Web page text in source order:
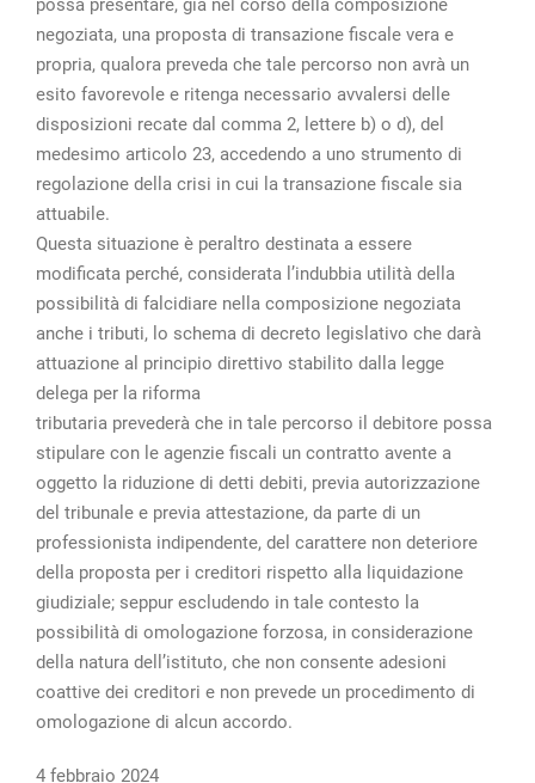
possa presentare, già nel corso della composizione
negoziata, una proposta di transazione fiscale vera e
propria, qualora preveda che tale percorso non avrà un
esito favorevole e ritenga necessario avvalersi delle
disposizioni recate dal comma 2, lettere b) o d), del
medesimo articolo 23, accedendo a uno strumento di
regolazione della crisi in cui la transazione fiscale sia
attuabile.
Questa situazione è peraltro destinata a essere
modificata perché, considerata l’indubbia utilità della
possibilità di falcidiare nella composizione negoziata
anche i tributi, lo schema di decreto legislativo che darà
attuazione al principio direttivo stabilito dalla legge
delega per la riforma
tributaria prevederà che in tale percorso il debitore possa
stipulare con le agenzie fiscali un contratto avente a
oggetto la riduzione di detti debiti, previa autorizzazione
del tribunale e previa attestazione, da parte di un
professionista indipendente, del carattere non deteriore
della proposta per i creditori rispetto alla liquidazione
giudiziale; seppur escludendo in tale contesto la
possibilità di omologazione forzosa, in considerazione
della natura dell’istituto, che non consente adesioni
coattive dei creditori e non prevede un procedimento di
omologazione di alcun accordo.
4 febbraio 2024